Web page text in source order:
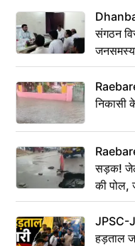
संगठन
निकासी
सड़क! जेल
की पोल,
JPSC-
हड़ताल